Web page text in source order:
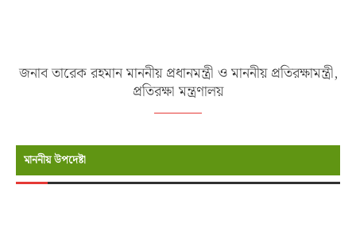
জনাব তারেক রহমান মাননীয় প্রধানমন্ত্রী ও মাননীয় প্রতিরক্ষামন্ত্রী,
প্রতিরক্ষা মন্ত্রণালয়
মাননীয় উপদেষ্টা